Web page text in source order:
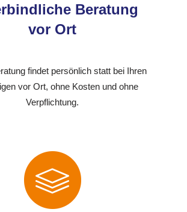
Beratung
vor Ort
findet persönlich statt bei Ihren
vor Ort, ohne Kosten und ohne
Verpflichtung.